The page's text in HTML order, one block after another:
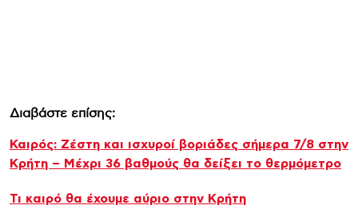
Διαβάστε επίσης:
Καιρός: Ζέστη και ισχυροί βοριάδες σήμερα 7/8 στην
Κρήτη – Μέχρι 36 βαθμούς θα δείξει το θερμόμετρο
Τι καιρό θα έχουμε αύριο στην Κρήτη